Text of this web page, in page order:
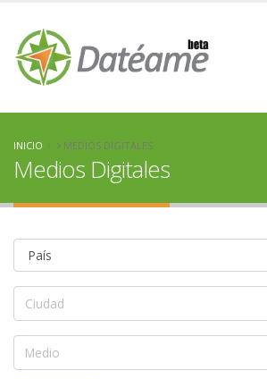
INICIO MEDIOS DIGITALES
Medios Digitales